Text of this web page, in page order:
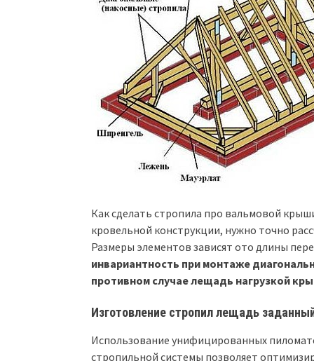
Как сделать стропила про вальмовой
кровельной конструкции, нужно точно
Размеры элементов зависят ото длины
инвариантность при монтаже
противном случае лещадь нагрузкой
Изготовление стропил лещадь
Использование унифицированных
стропильной системы позволяет